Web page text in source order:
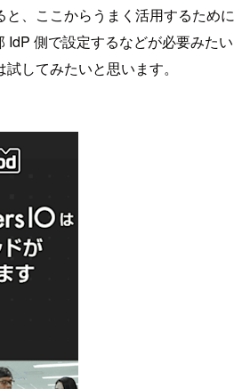
、ここからうまく活用するために
IdP 側で設定するなどが必要みたい
してみたいと思います。